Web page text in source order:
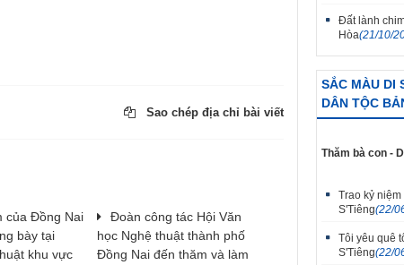
Sao chép địa chỉ bài viết
của Đồng Nai
bày tại
khu vực
Đoàn công tác Hội Văn
học Nghệ thuật thành phố
Đồng Nai đến thăm và làm
Đất lành
Hòa(21/10/
SẮC MÀU DI
DÂN TỘC
Thăm bà con -
Trao kỷ niệm
S'Tiêng(22/
Tôi yêu quê
S'Tiêng(22/